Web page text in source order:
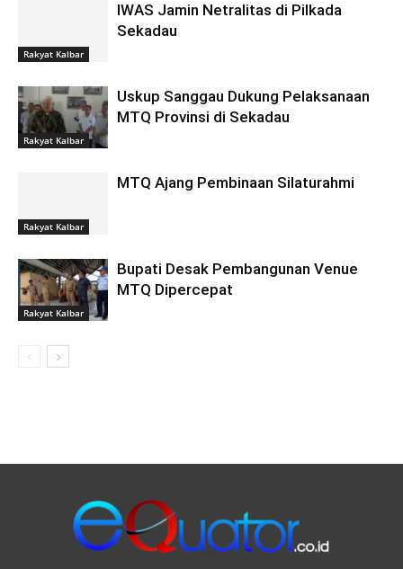
Rakyat Kalbar
IWAS Jamin Netralitas di Pilkada
Sekadau
Rakyat Kalbar
Uskup Sanggau Dukung Pelaksanaan
MTQ Provinsi di Sekadau
Rakyat Kalbar
MTQ Ajang Pembinaan Silaturahmi
Rakyat Kalbar
Bupati Desak Pembangunan Venue
MTQ Dipercepat